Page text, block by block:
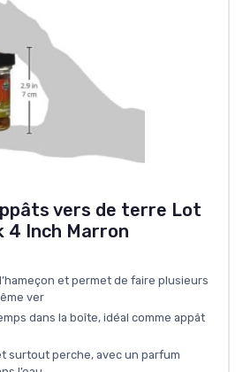
vers de terre Lot
4 Inch Marron
et permet de faire plusieurs
ver
dans la boîte, idéal comme appât
surtout perche, avec un parfum